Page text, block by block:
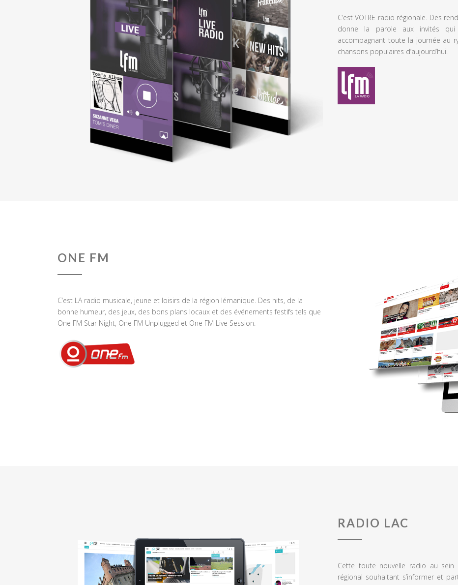
C’est VOTRE radio régionale. Des
donne la parole aux invités
accompagnant toute la journée au
chansons populaires d’aujourd’hui.
ONE FM
C’est LA radio musicale, jeune et loisirs de la région lémanique. Des hits, de la
bonne humeur, des jeux, des bons plans locaux et des événements festifs tels que
One FM Star Night, One FM Unplugged et One FM Live Session.
RADIO LAC
Cette toute nouvelle radio au sein
régional souhaitant s’informer et